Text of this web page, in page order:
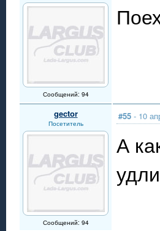
Сообщений: 94
gector
Посетитель
Сообщений: 94
#55 - 10
А